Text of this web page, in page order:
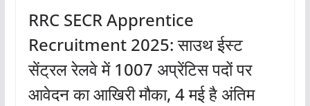
RRC SECR Apprentice
Recruitment 2025: साउथ ईस्ट
सेंट्रल रेलवे में 1007 अप्रेंटिस पदों पर
आवेदन का आखिरी मौका, 4 मई है अंतिम